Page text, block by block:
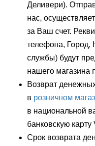
Деливери).
нас,
за Ваш счет.
телефона, Город,
службы) будут
нашего магазина
Возврат
в розничном
в национальной
банковскую
Срок возврата